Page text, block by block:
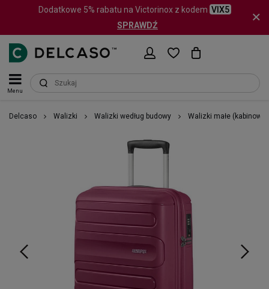
Dodatkowe 5% rabatu na Victorinox z kodem VIX5
SPRAWDŹ
Menu
Delcaso Walizki Walizki według budowy Walizki małe (kabinowe)